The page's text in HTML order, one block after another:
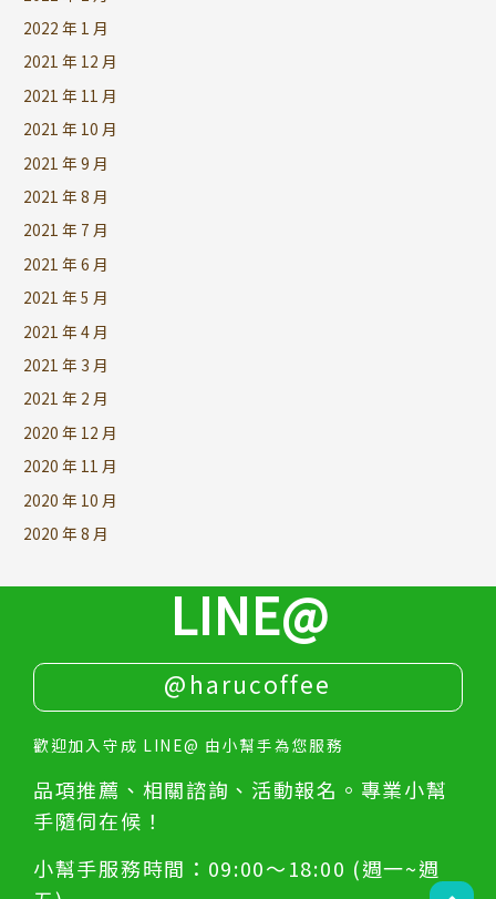
2022 年 1 月
2021 年 12 月
2021 年 11 月
2021 年 10 月
2021 年 9 月
2021 年 8 月
2021 年 7 月
2021 年 6 月
2021 年 5 月
2021 年 4 月
2021 年 3 月
2021 年 2 月
2020 年 12 月
2020 年 11 月
2020 年 10 月
2020 年 8 月
LINE@
@harucoffee
歡迎加入守成 LINE@ 由小幫手為您服務
品項推薦、相關諮詢、活動報名。專業小幫
手隨伺在候！
小幫手服務時間：09:00～18:00 (週一~週